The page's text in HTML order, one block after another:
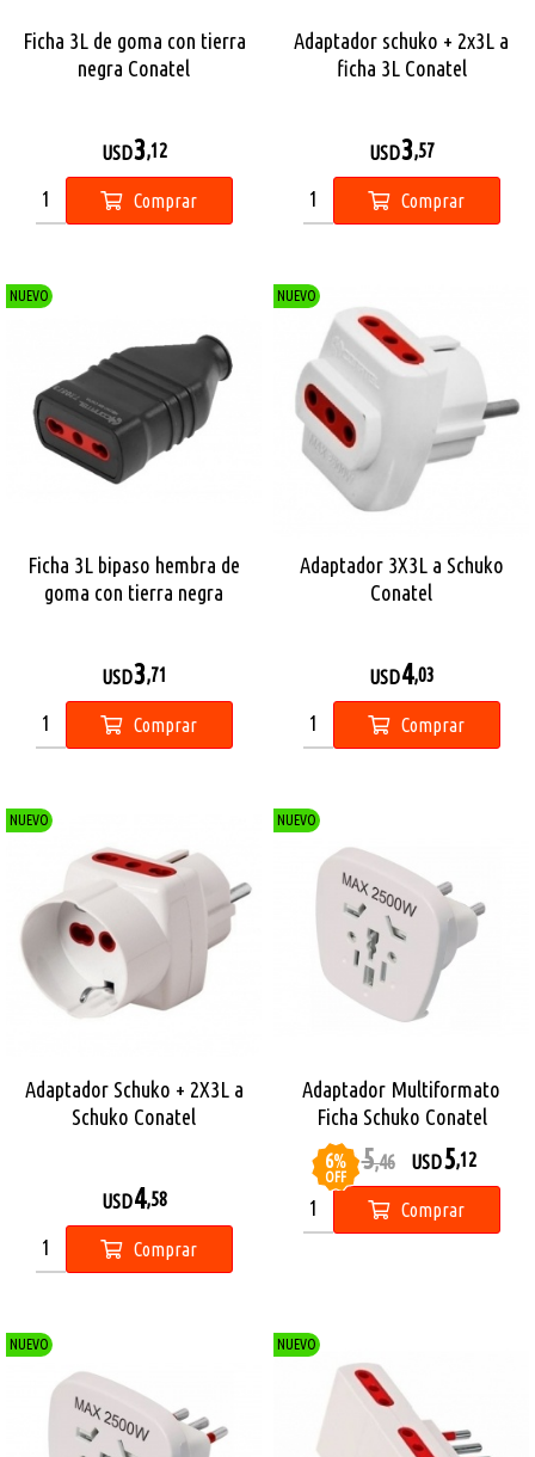
Ficha 3L de goma con tierra
negra Conatel
USD3,12
Comprar
Adaptador schuko + 2x3L a
ficha 3L Conatel
USD3,57
Comprar
NUEVO
Ficha 3L bipaso hembra de
goma con tierra negra
USD3,71
Comprar
NUEVO
Adaptador 3X3L a Schuko
Conatel
USD4,03
Comprar
NUEVO
Adaptador Schuko + 2X3L a
Schuko Conatel
USD4,58
Comprar
NUEVO
Adaptador Multiformato
Ficha Schuko Conatel
6%
OFF
USD5,46 USD5,12
Comprar
NUEVO NUEVO